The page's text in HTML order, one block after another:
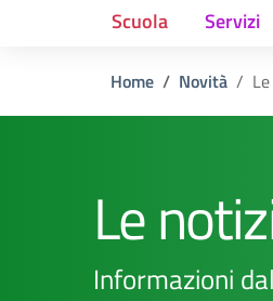
Scuola Servizi
Home Novità
Le
Informazioni